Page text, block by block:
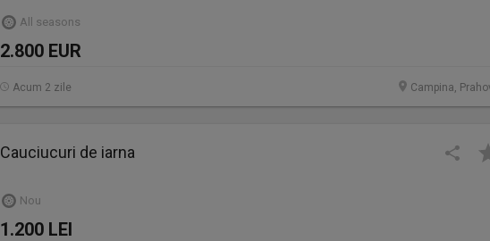
All seasons
2.800 EUR
Campina,
Acum 2 zile
Cauciucuri de iarna
Nou
1.200 LEI